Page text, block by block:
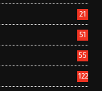
21
51
55
122